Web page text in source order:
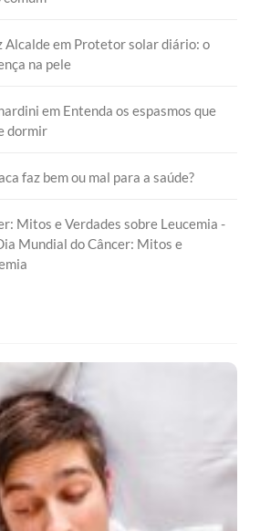
Alcaldeem Protetor solar diário: o
na pele
em Entenda os espasmos que
dormir
faz bem ou mal para a saúde?
Mitos e Verdades sobre Leucemia -
Mundial do Câncer: Mitos e